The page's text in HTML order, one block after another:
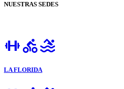
NUESTRAS SEDES
LA FLORIDA